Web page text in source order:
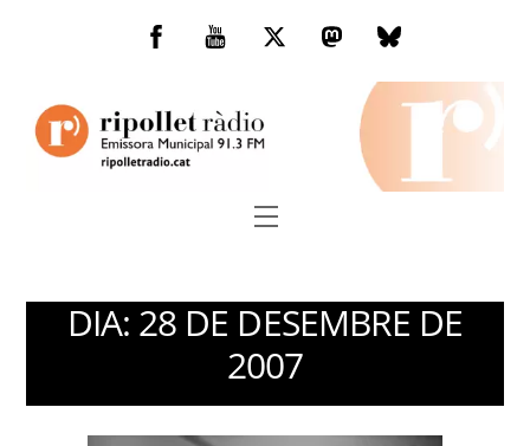
Facebook
You
TwitterMastodonBluesky
Menu
DIA: 28 DE DESEMBRE DE
2007